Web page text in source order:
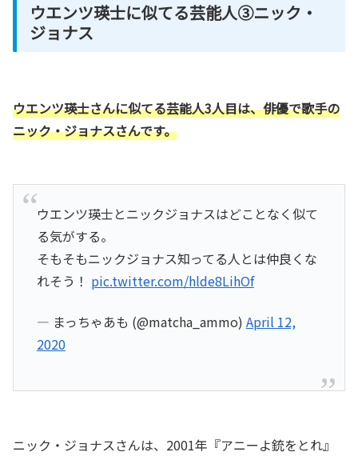
ウエンツ瑛士に似てる芸能人③ニック・
ジョナス
ウエンツ瑛士さんに似てる芸能人3人目は、俳優で歌手の
ニック・ジョナスさんです。
ウエンツ瑛士とニックジョナスはどことなく似て
る気がする。
そもそもニックジョナス知ってる人とは仲良くな
れそう！ pic.twitter.com/hlde8LihOf
— まっちゃあも (@matcha_ammo) April 12,
2020
ニック・ジョナスさんは、2001年『アニーよ銃をとれ』